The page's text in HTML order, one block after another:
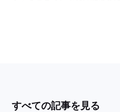
すべての記事を見る